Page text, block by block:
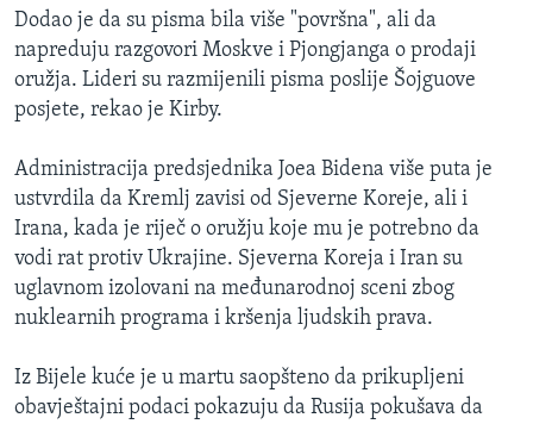
Dodao je da su pisma bila više "površna", ali da
napreduju razgovori Moskve i Pjongjanga o prodaji
oružja. Lideri su razmijenili pisma poslije Šojguove
posjete, rekao je Kirby.
Administracija predsjednika Joea Bidena više puta je
ustvrdila da Kremlj zavisi od Sjeverne Koreje, ali i
Irana, kada je riječ o oružju koje mu je potrebno da
vodi rat protiv Ukrajine. Sjeverna Koreja i Iran su
uglavnom izolovani na međunarodnoj sceni zbog
nuklearnih programa i kršenja ljudskih prava.
Iz Bijele kuće je u martu saopšteno da prikupljeni
obavještajni podaci pokazuju da Rusija pokušava da